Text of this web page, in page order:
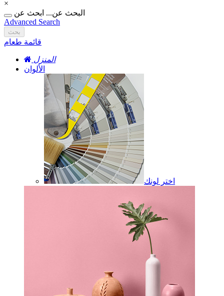
×
البحث عن... ابحث عن
Advanced Search
بحث
قائمة طعام
المنزل
الألوان
اختر لونك